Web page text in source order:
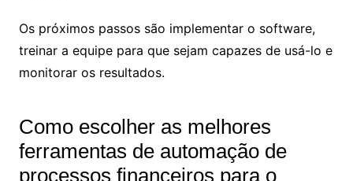
Os próximos passos são implementar o software,
treinar a equipe para que sejam capazes de usá-lo e
monitorar os resultados.
Como escolher as melhores
ferramentas de automação de
processos financeiros para o